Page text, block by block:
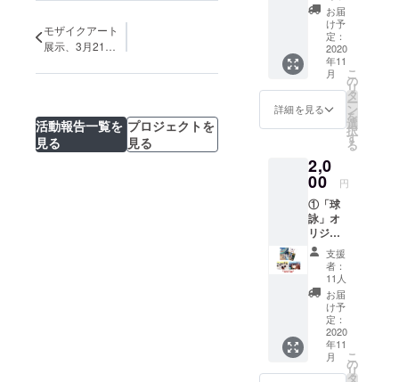
モザイクアート
展示、3月21日
活動報告一覧を
見る
プロジェクトを
見る
②モザ
イク
アート
にお名
前記載
※① 監
修中の
ため、
デザイ
ン・仕
更にな
る可能
性があ
りま
す。
※② 任
意。希
望する
方は記
載する
お名前
を備考
欄へ記
入をお
願いし
ます。
お届
け予
定：
2020
年11
月
詳細を見る
こ
の
リ
タ
ー
ン
を
選
択
す
る
2,0
00 円
①「球
詠」オ
リジナ
ルクリ
アファ
イル4種
②モザ
イク
アート
にお名
前記載
※① 監
修中の
支援
者：
11人
お届
け予
定：
2020
年11
月
こ
の
リ
タ